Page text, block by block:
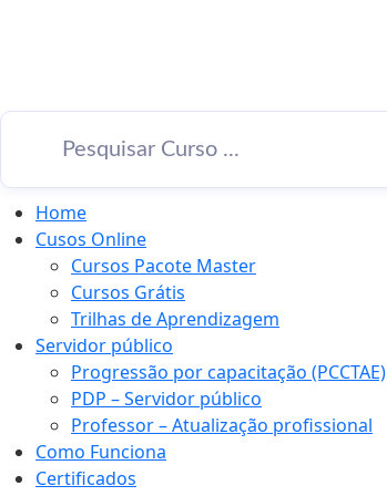
Home
Cusos Online
Cursos Pacote Master
Cursos Grátis
Trilhas de Aprendizagem
Servidor público
Progressão por capacitação (PCCTAE)
PDP – Servidor público
Professor – Atualização profissional
Como Funciona
Certificados